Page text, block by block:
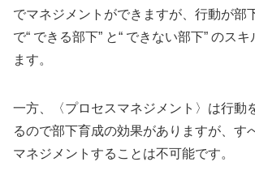
でマネジメントができますが、行動が部
で“ できる部下” と“ できない部下” のス
ます。
一方、〈プロセスマネジメント〉は行動
るので部下育成の効果がありますが、す
マネジメントすることは不可能です。